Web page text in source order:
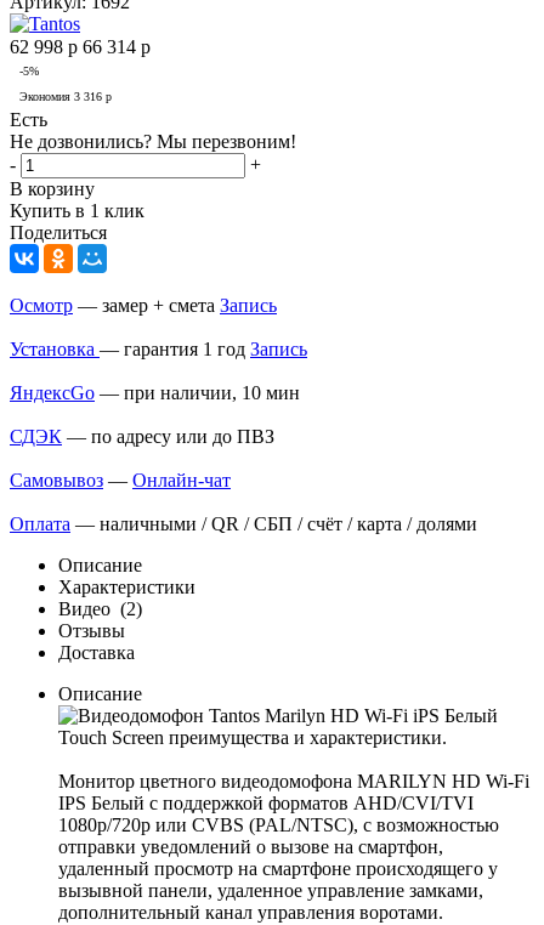
62 998 р 66 314 р
-5%
Экономия 3 316 р
Есть
Не дозвонились? Мы перезвоним!
-
+
В корзину
Купить в 1 клик
Поделиться
Осмотр — замер + смета Запись
Установка — гарантия 1 год Запись
ЯндексGo — при наличии, 10 мин
СДЭК — по адресу или до ПВЗ
Самовывоз — Онлайн-чат
Оплата — наличными / QR / СБП / счёт / карта / долями
Описание
Характеристики
Видео (2)
Отзывы
Доставка
Описание
Монитор цветного видеодомофона MARILYN HD Wi-Fi
IPS Белый с поддержкой форматов AHD/CVI/TVI
1080р/720p или CVBS (PAL/NTSC), с возможностью
отправки уведомлений о вызове на смартфон,
удаленный просмотр на смартфоне происходящего у
вызывной панели, удаленное управление замками,
дополнительный канал управления воротами.